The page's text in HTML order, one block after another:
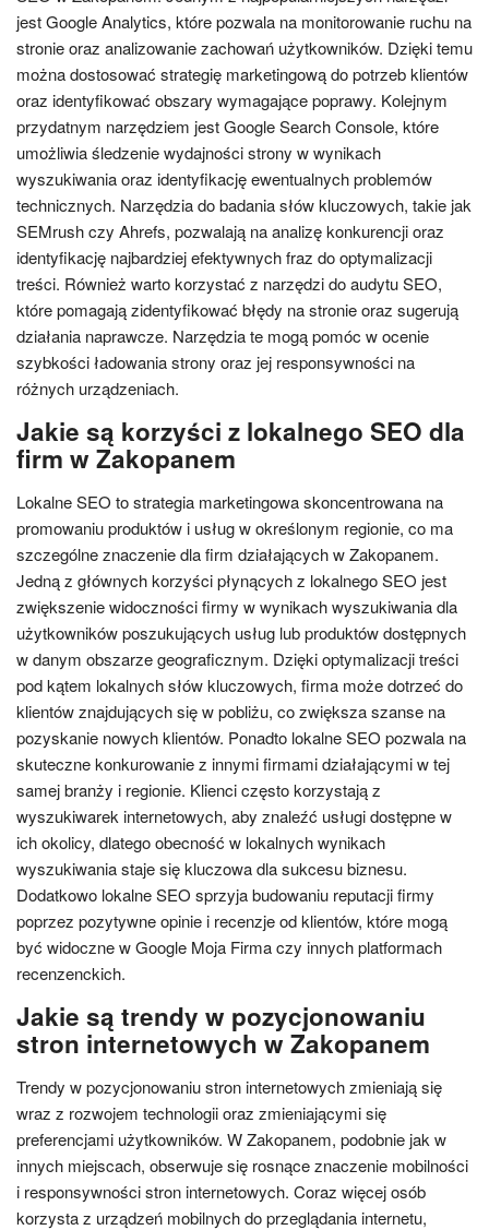
jest Google Analytics, które pozwala na monitorowanie ruchu na
stronie oraz analizowanie zachowań użytkowników. Dzięki temu
można dostosować strategię marketingową do potrzeb klientów
oraz identyfikować obszary wymagające poprawy. Kolejnym
przydatnym narzędziem jest Google Search Console, które
umożliwia śledzenie wydajności strony w wynikach
wyszukiwania oraz identyfikację ewentualnych problemów
technicznych. Narzędzia do badania słów kluczowych, takie jak
SEMrush czy Ahrefs, pozwalają na analizę konkurencji oraz
identyfikację najbardziej efektywnych fraz do optymalizacji
treści. Również warto korzystać z narzędzi do audytu SEO,
które pomagają zidentyfikować błędy na stronie oraz sugerują
działania naprawcze. Narzędzia te mogą pomóc w ocenie
szybkości ładowania strony oraz jej responsywności na
różnych urządzeniach.
Jakie są korzyści z lokalnego SEO dla
firm w Zakopanem
Lokalne SEO to strategia marketingowa skoncentrowana na
promowaniu produktów i usług w określonym regionie, co ma
szczególne znaczenie dla firm działających w Zakopanem.
Jedną z głównych korzyści płynących z lokalnego SEO jest
zwiększenie widoczności firmy w wynikach wyszukiwania dla
użytkowników poszukujących usług lub produktów dostępnych
w danym obszarze geograficznym. Dzięki optymalizacji treści
pod kątem lokalnych słów kluczowych, firma może dotrzeć do
klientów znajdujących się w pobliżu, co zwiększa szanse na
pozyskanie nowych klientów. Ponadto lokalne SEO pozwala na
skuteczne konkurowanie z innymi firmami działającymi w tej
samej branży i regionie. Klienci często korzystają z
wyszukiwarek internetowych, aby znaleźć usługi dostępne w
ich okolicy, dlatego obecność w lokalnych wynikach
wyszukiwania staje się kluczowa dla sukcesu biznesu.
Dodatkowo lokalne SEO sprzyja budowaniu reputacji firmy
poprzez pozytywne opinie i recenzje od klientów, które mogą
być widoczne w Google Moja Firma czy innych platformach
recenzenckich.
Jakie są trendy w pozycjonowaniu
stron internetowych w Zakopanem
Trendy w pozycjonowaniu stron internetowych zmieniają się
wraz z rozwojem technologii oraz zmieniającymi się
preferencjami użytkowników. W Zakopanem, podobnie jak w
innych miejscach, obserwuje się rosnące znaczenie mobilności
i responsywności stron internetowych. Coraz więcej osób
korzysta z urządzeń mobilnych do przeglądania internetu,